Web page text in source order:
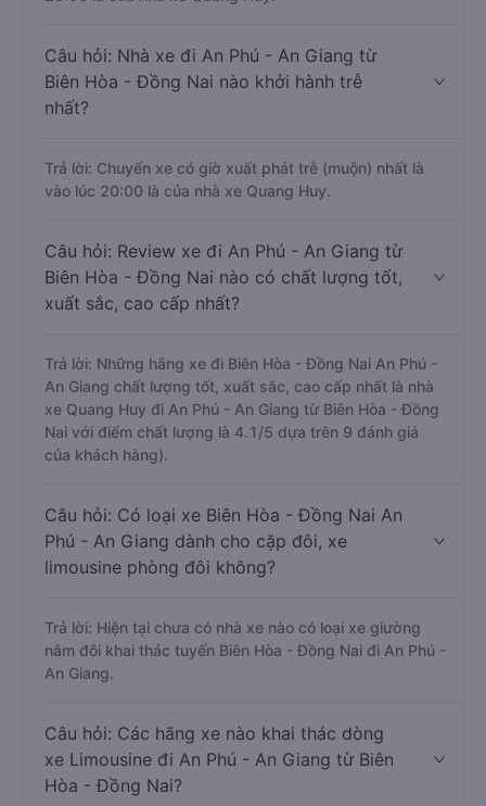
Câu hỏi: Nhà xe đi An Phú - An Giang từ
Biên Hòa - Đồng Nai nào khởi hành trễ
nhất?
Trả lời: Chuyến xe có giờ xuất phát trễ (muộn) nhất là
vào lúc 20:00 là của nhà xe Quang Huy.
Câu hỏi: Review xe đi An Phú - An Giang từ
Biên Hòa - Đồng Nai nào có chất lượng tốt,
xuất sắc, cao cấp nhất?
Trả lời: Những hãng xe đi Biên Hòa - Đồng Nai An Phú -
An Giang chất lượng tốt, xuất sắc, cao cấp nhất là nhà
xe Quang Huy đi An Phú - An Giang từ Biên Hòa - Đồng
Nai với điểm chất lượng là 4.1/5 dựa trên 9 đánh giá
của khách hàng).
Câu hỏi: Có loại xe Biên Hòa - Đồng Nai An
Phú - An Giang dành cho cặp đôi, xe
limousine phòng đôi không?
Trả lời: Hiện tại chưa có nhà xe nào có loại xe giường
nằm đôi khai thác tuyến Biên Hòa - Đồng Nai đi An Phú -
An Giang.
Câu hỏi: Các hãng xe nào khai thác dòng
xe Limousine đi An Phú - An Giang từ Biên
Hòa - Đồng Nai?